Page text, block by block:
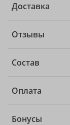
Доставка
Отзывы
Состав
Оплата
Бонусы